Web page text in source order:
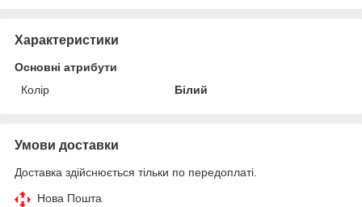
Характеристики
Основні атрибути
Колір
Білий
Умови доставки
Доставка здійснюється тільки по передоплаті.
Нова Пошта